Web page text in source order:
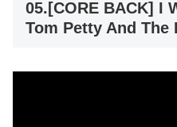
05.[CORE BACK] I
Tom Petty And The